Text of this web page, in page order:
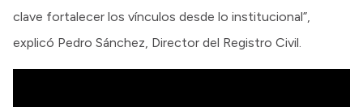
clave fortalecer los vínculos desde lo institucional”,
explicó Pedro Sánchez, Director del Registro Civil.